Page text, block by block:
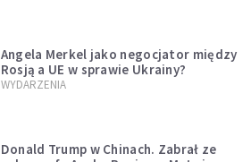
Angela Merkel jako negocjator między
Rosją a UE w sprawie Ukrainy?
WYDARZENIA
Donald Trump w Chinach. Zabrał ze